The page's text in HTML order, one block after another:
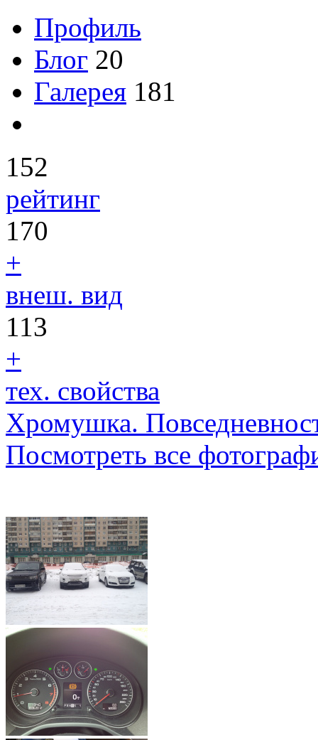
Профиль
Блог 20
Галерея 181
152
рейтинг
170
+
внеш. вид
113
+
тех. свойства
Хромушка.
Посмотреть все